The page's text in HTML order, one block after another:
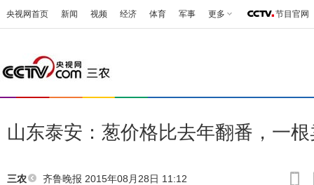
央视网首页 新闻 视频 经济 体育 军事 更多 节目官网
山东泰安：葱价格比去年翻番，一
三农 齐鲁晚报 2015年08月28日 11:12